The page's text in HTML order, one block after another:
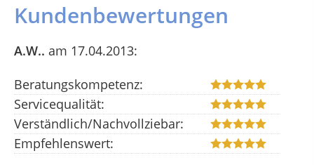
Kundenbewertungen
A.W.. am 17.04.2013:
Beratungskompetenz:
Servicequalität:
Verständlich/Nachvollziebar:
Empfehlenswert: